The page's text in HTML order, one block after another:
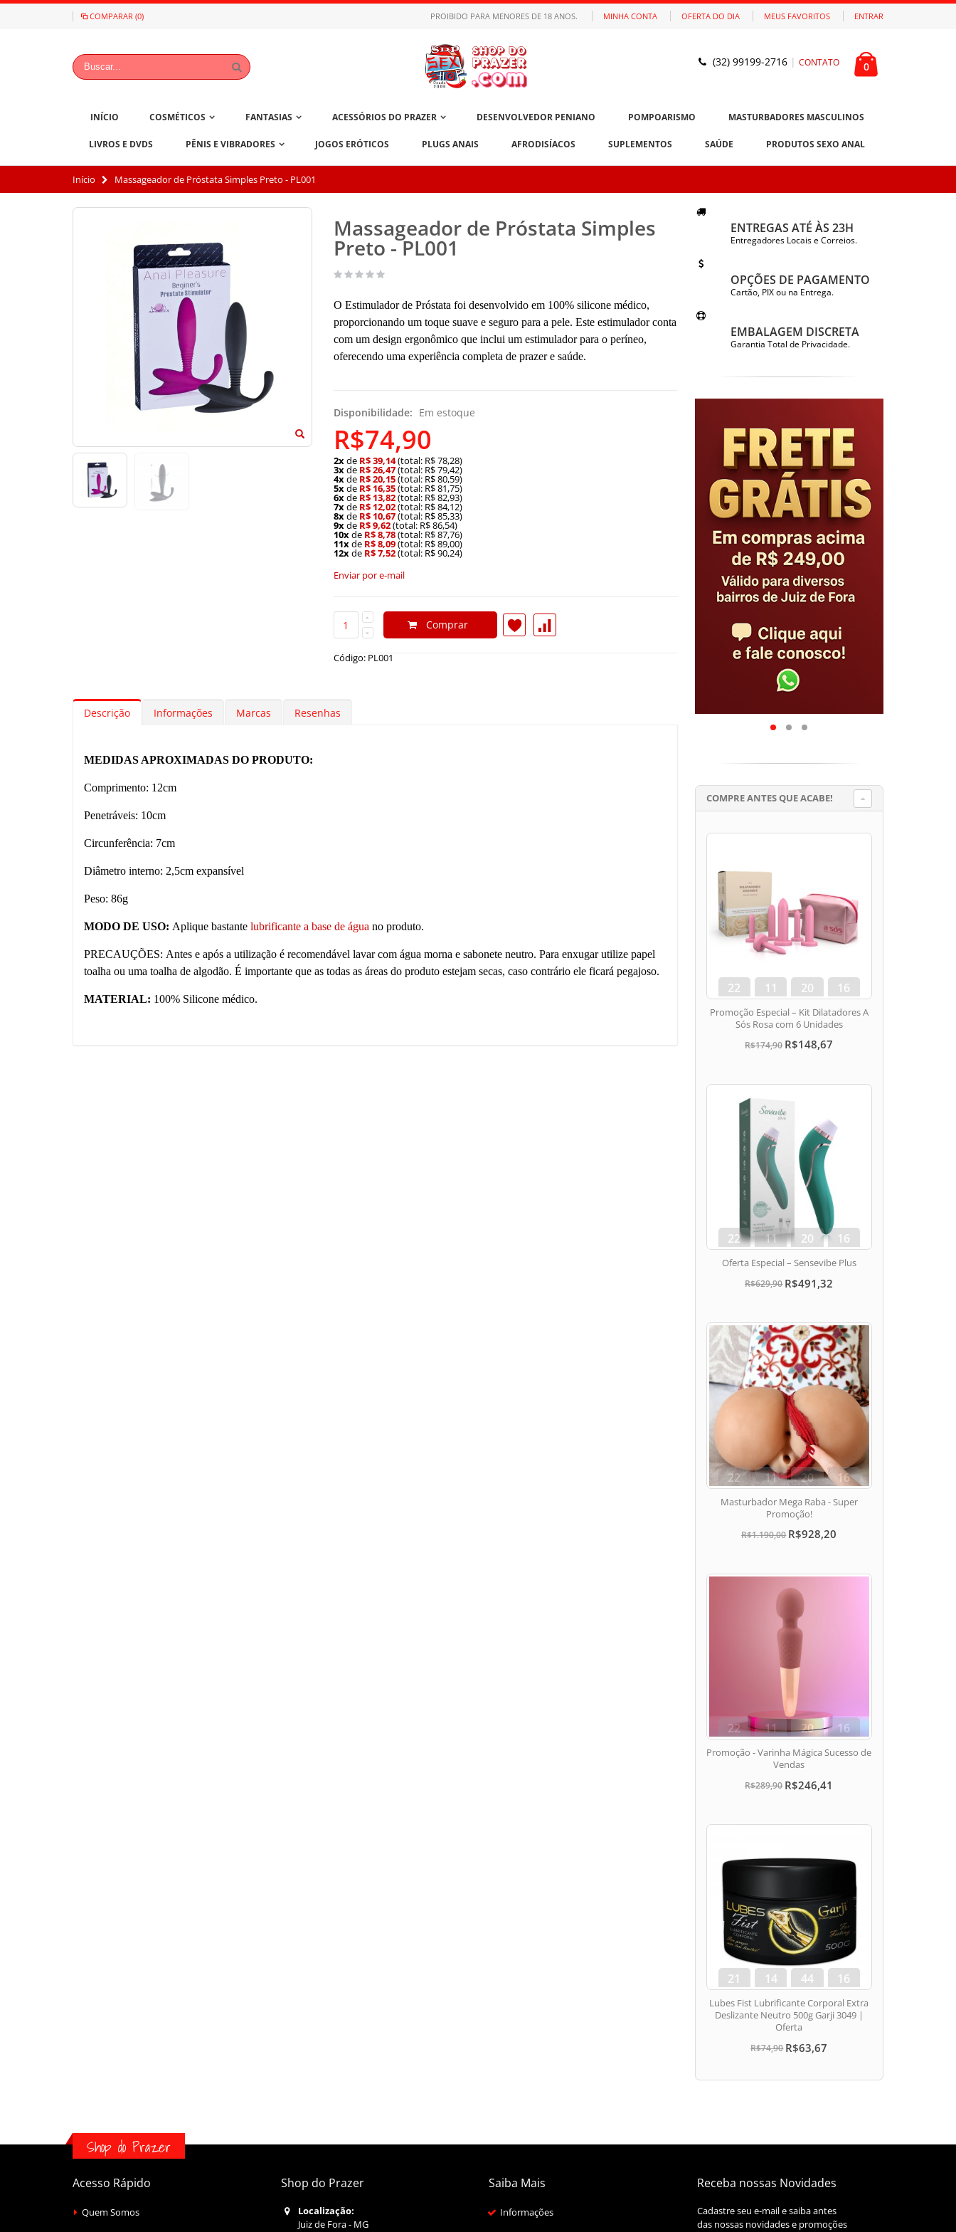
COMPARAR (0) MINHA CONTA OFERTA DO DIA MEUS FAVORITOS ENTRAR
PROIBIDO PARA MENORES DE 18 ANOS.
(32) 99199-2716 | CONTATO 0
INÍCIO COSMÉTICOS FANTASIAS ACESSÓRIOS DO PRAZER DESENVOLVEDOR PENIANO POMPOARISMO MASTURBADORES MASCULINOS
LIVROS E DVDS PÊNIS E VIBRADORES JOGOS ERÓTICOS PLUGS ANAIS AFRODISÍACOS SUPLEMENTOS SAÚDE PRODUTOS SEXO ANAL
Início Massageador de Próstata Simples Preto - PL001
Massageador de Próstata Simples
Preto - PL001
O Estimulador de Próstata foi desenvolvido em 100% silicone médico,
proporcionando um toque suave e seguro para a pele. Este estimulador conta
com um design ergonômico que inclui um estimulador para o períneo,
oferecendo uma experiência completa de prazer e saúde.
Disponibilidade: Em estoque
R$74,90
2xde R$ 39,14(total: R$ 78,28)
3xde R$ 26,47(total: R$ 79,42)
4xde R$ 20,15(total: R$ 80,59)
5xde R$ 16,35(total: R$ 81,75)
6xde R$ 13,82(total: R$ 82,93)
7xde R$ 12,02(total: R$ 84,12)
8xde R$ 10,67(total: R$ 85,33)
9xde R$ 9,62(total: R$ 86,54)
10xde R$ 8,78(total: R$ 87,76)
11xde R$ 8,09(total: R$ 89,00)
12xde R$ 7,52(total: R$ 90,24)
Enviar por e-mail
Comprar
Código: PL001
Descrição Informações Marcas Resenhas
MEDIDAS APROXIMADAS DO PRODUTO:
Comprimento: 12cm
Penetráveis: 10cm
Circunferência: 7cm
Diâmetro interno: 2,5cm expansível
Peso: 86g
MODO DE USO: Aplique bastante lubrificante a base de água no produto.
PRECAUÇÕES: Antes e após a utilização é recomendável lavar com água morna e sabonete neutro. Para enxugar utilize papel
toalha ou uma toalha de algodão. É importante que as todas as áreas do produto estejam secas, caso contrário ele ficará pegajoso.
MATERIAL: 100% Silicone médico.
ENTREGAS ATÉ ÀS 23H
Entregadores Locais e Correios.
OPÇÕES DE PAGAMENTO
Cartão, PIX ou na Entrega.
EMBALAGEM DISCRETA
Garantia Total de Privacidade.
COMPRE ANTES QUE ACABE!
22
dias
11
hora
20
min
15
seg
Promoção Especial – Kit Dilatadores A
Sós Rosa com 6 Unidades
R$174,90 R$148,67
22
dias
11
hora
20
min
15
seg
Oferta Especial – Sensevibe Plus
R$629,90 R$491,32
22
dias
11
hora
20
min
15
seg
Masturbador Mega Raba - Super
Promoção!
R$1.190,00 R$928,20
22
dias
11
hora
20
min
15
seg
Promoção - Varinha Mágica Sucesso de
Vendas
R$289,90 R$246,41
21
dias
14
hora
44
min
15
seg
Lubes Fist Lubrificante Corporal Extra
Deslizante Neutro 500g Garji 3049 |
Oferta
R$74,90 R$63,67
Shop do Prazer
Acesso Rápido
Quem Somos
Shop do Prazer
Localização:
Juiz de Fora - MG
Saiba Mais
Informações
Receba nossas Novidades
Cadastre seu e-mail e saiba antes
das nossas novidades e promoções